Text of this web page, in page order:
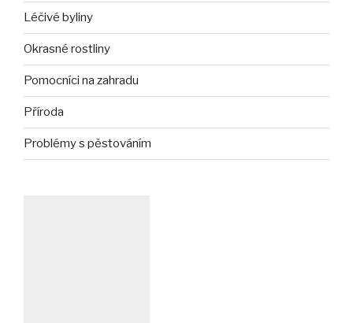
Léčivé byliny
Okrasné rostliny
Pomocníci na zahradu
Příroda
Problémy s pěstováním